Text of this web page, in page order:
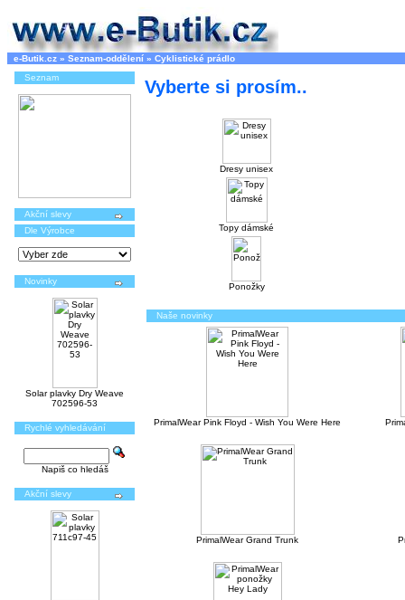
e-Butik.cz » Seznam-oddělení » Cyklistické prádlo
Seznam
Akční slevy
Dle Výrobce
Novinky
Solar plavky Dry Weave
702596-53
Rychlé vyhledávání
Napiš co hledáš
Akční slevy
Vyberte si prosím..
Dresy unisex
Topy dámské
Ponožky
Naše novinky
PrimalWear Pink Floyd - Wish You Were Here
PrimalWear Grand Trunk